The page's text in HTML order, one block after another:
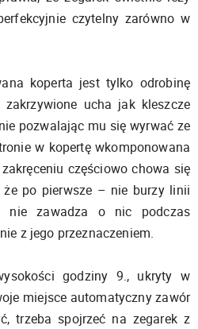
czytelny zarówno w
koperta jest tylko odrobinę
zakrzywione ucha jak kleszcze
pozwalając mu się wyrwać ze
w kopertę wkomponowana
częściowo chowa się
po pierwsze – nie burzy linii
zawadza o nic podczas
z jego przeznaczeniem.
godziny 9., ukryty w
miejsce automatyczny zawór
trzeba spojrzeć na zegarek z